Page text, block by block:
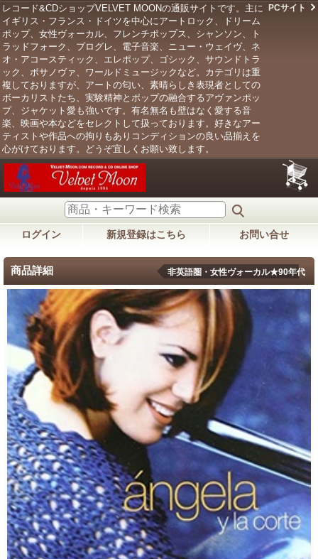
レコード&CDショップVELVET MOONの通販サイトです。主に
イギリス・フランス・ドイツを中心にアートロック、ドリーム
ポップ、女性ヴォーカル、フレンチポップス、シャンソン、ト
ラッドフォーク、プログレ、電子音楽、ニュー・ウェイヴ、ネ
オ・アコースティック、エレポップ、ゴシック、サウンドトラ
ック、ボサノヴァ、ワールドミュージックなど。カテゴリは重
複しておりますが、アートの匂い、素晴らしき表現者としての
ボーカリストたち、実験精神とポップの融合するアヴァンポッ
プ、ジャケット愛も強いです。有名無名も壁はなく愛する音
楽、映画や本などをセレクトして扱っております。好きなアー
ティストや作品への拘りもありコンディションの良い品揃えを
心がけております。どうぞ宜しくお願い致します。
PCサイト
ログイン 新規登録はこちら お問い合せ
商品詳細 非英語圏・女性ヴォーカル★90年代